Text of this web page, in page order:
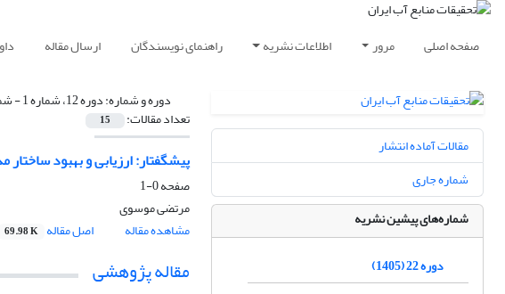
صفحه اصلی مرور اطلاعات نشریه راهنمای نویسندگان ارسال مقاله
دوره و شماره:دوره 12، شماره 1 - شماره پیاپی 35، بهار 1395، صفحه 1-185
تعداد مقالات: 15
پیشگفتار: ارزیابی و بهبود
صفحه0-1
مرتضی موسوی
مشاهده مقاله
اصل مقاله 69.98 K
مقاله پژوهشی
مقالات آماده انتشار
شماره جاری
شماره‌های پیشین نشریه
دوره 22 (1405)